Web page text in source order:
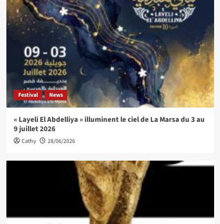
Festival News
« Layeli El Abdelliya » illuminent le ciel de La Marsa du 3 au
9 juillet 2026
Cathy 28/06/2026